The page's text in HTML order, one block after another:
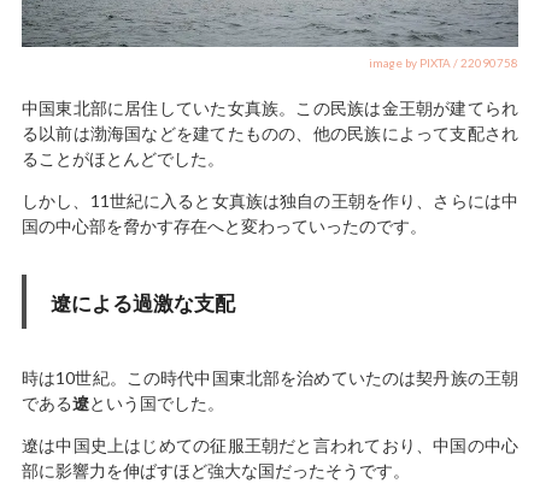
image by PIXTA / 22090758
中国東北部に居住していた女真族。この民族は金王朝が建てられ
る以前は渤海国などを建てたものの、他の民族によって支配され
ることがほとんどでした。
しかし、11世紀に入ると女真族は独自の王朝を作り、さらには中
国の中心部を脅かす存在へと変わっていったのです。
遼による過激な支配
時は10世紀。この時代中国東北部を治めていたのは契丹族の王朝
である遼という国でした。
遼は中国史上はじめての征服王朝だと言われており、中国の中心
部に影響力を伸ばすほど強大な国だったそうです。